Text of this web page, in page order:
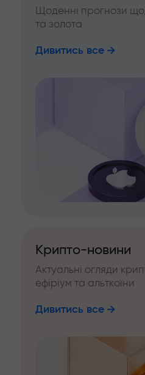
Щоденні прогнози
та золота
Дивитись все
Крипто-новини
Актуальні огляди
ефіріум та альткоїни
Дивитись все